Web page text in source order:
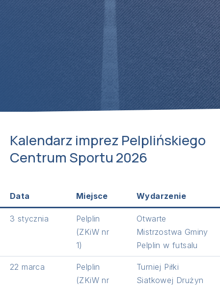
Kalendarz imprez Pelplińskiego
Centrum Sportu 2026
Data Miejsce Wydarzenie
3 stycznia
Pelplin
(ZKiW nr
1)
Otwarte
Mistrzostwa Gminy
Pelplin w futsalu
22 marca
Pelplin
(ZKiW nr
Turniej Piłki
Siatkowej Drużyn